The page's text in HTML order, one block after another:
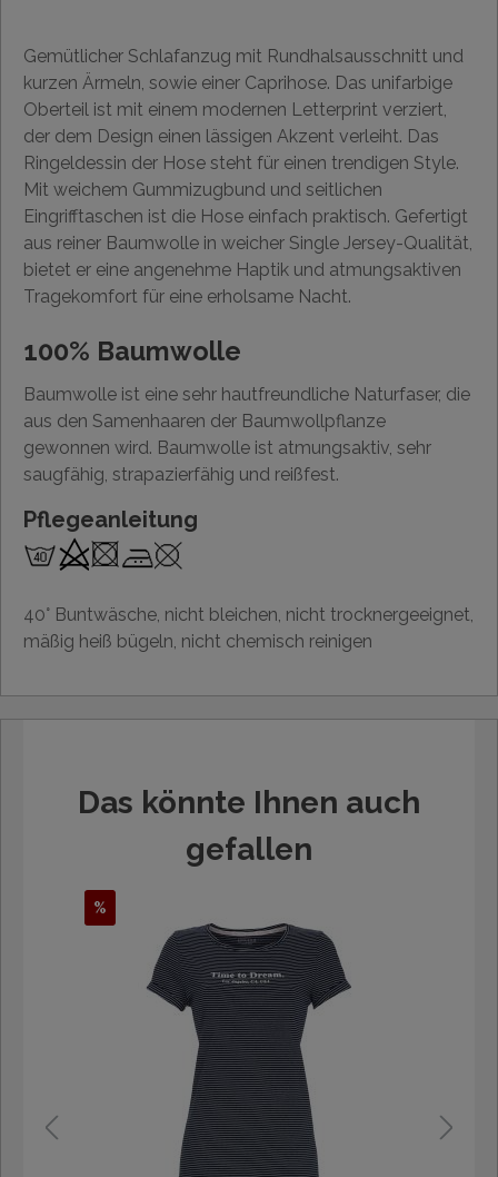
Gemütlicher Schlafanzug mit Rundhalsausschnitt und
kurzen Ärmeln, sowie einer Caprihose. Das unifarbige
Oberteil ist mit einem modernen Letterprint verziert,
der dem Design einen lässigen Akzent verleiht. Das
Ringeldessin der Hose steht für einen trendigen Style.
Mit weichem Gummizugbund und seitlichen
Eingrifftaschen ist die Hose einfach praktisch. Gefertigt
aus reiner Baumwolle in weicher Single Jersey-Qualität,
bietet er eine angenehme Haptik und atmungsaktiven
Tragekomfort für eine erholsame Nacht.
100% Baumwolle
Baumwolle ist eine sehr hautfreundliche Naturfaser, die
aus den Samenhaaren der Baumwollpflanze
gewonnen wird. Baumwolle ist atmungsaktiv, sehr
saugfähig, strapazierfähig und reißfest.
Pflegeanleitung
40° Buntwäsche, nicht bleichen, nicht trocknergeeignet,
mäßig heiß bügeln, nicht chemisch reinigen
Das könnte Ihnen auch
gefallen
%